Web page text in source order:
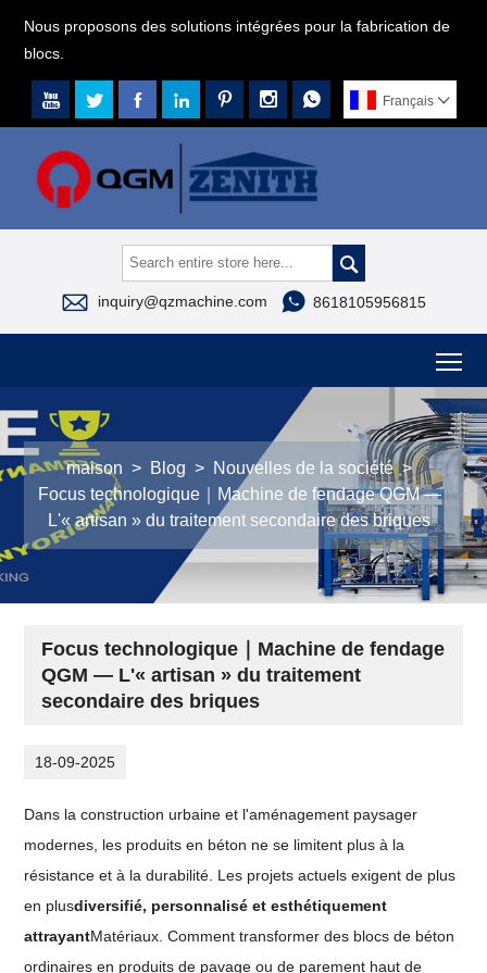
Nous proposons des solutions intégrées pour la fabrication de
blocs.
       Français 

 inquiry@qzmachine.com  8618105956815
maison > Blog > Nouvelles de la société >
Focus technologique｜Machine de fendage QGM —
L'« artisan » du traitement secondaire des briques
Focus technologique｜Machine de fendage
QGM — L'« artisan » du traitement
secondaire des briques
18-09-2025
Dans la construction urbaine et l'aménagement paysager
modernes, les produits en béton ne se limitent plus à la
résistance et à la durabilité. Les projets actuels exigent de plus
en plusdiversifié, personnalisé et esthétiquement
attrayantMatériaux. Comment transformer des blocs de béton
ordinaires en produits de pavage ou de parement haut de